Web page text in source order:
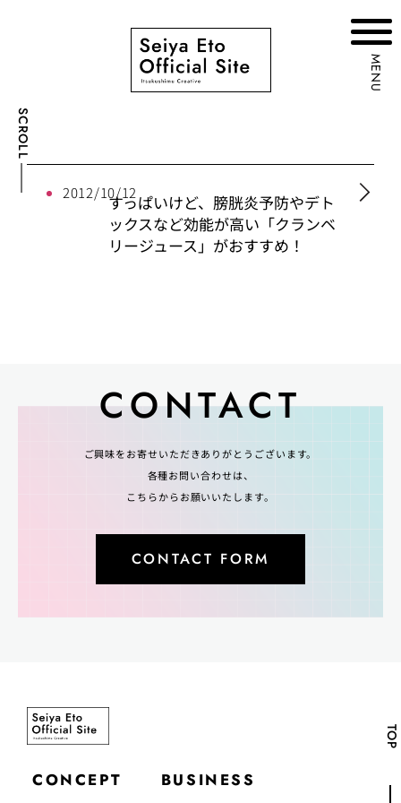
SCROLL
MENU
2012/10/12すっぱいけど、膀胱炎予防やデト
ックスなど効能が高い「クランベ
リージュース」がおすすめ！
CONTACT
ご興味をお寄せいただきありがとうございます。
各種お問い合わせは、
こちらからお願いいたします。
CONTACT FORM
CONCEPT BUSINESS
TOP